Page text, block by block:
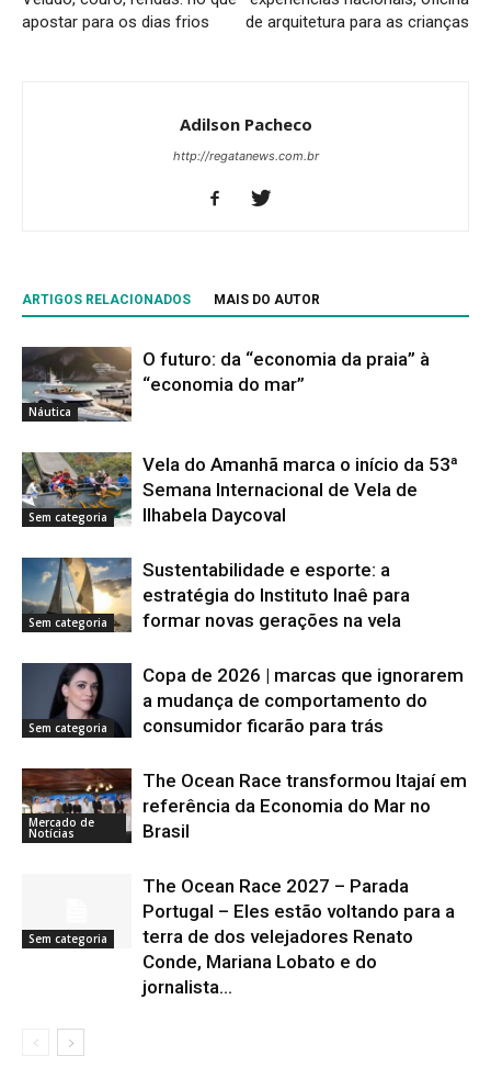
apostar para os dias frios
de arquitetura para as crianças
Adilson Pacheco
http://regatanews.com.br
ARTIGOS RELACIONADOS MAIS DO AUTOR
Náutica
O futuro: da “economia da praia” à
“economia do mar”
Sem categoria
Vela do Amanhã marca o início da 53ª
Semana Internacional de Vela de
Ilhabela Daycoval
Sem categoria
Sustentabilidade e esporte: a
estratégia do Instituto Inaê para
formar novas gerações na vela
Sem categoria
Copa de 2026 | marcas que ignorarem
a mudança de comportamento do
consumidor ficarão para trás
Mercado de
Notícias
The Ocean Race transformou Itajaí em
referência da Economia do Mar no
Brasil
Sem categoria
The Ocean Race 2027 – Parada
Portugal – Eles estão voltando para a
terra de dos velejadores Renato
Conde, Mariana Lobato e do
jornalista...